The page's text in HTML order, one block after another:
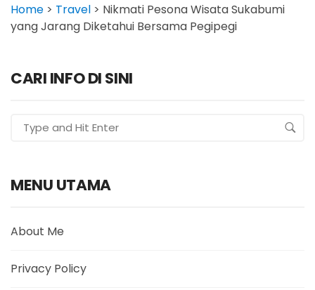
Home > Travel > Nikmati Pesona Wisata Sukabumi
yang Jarang Diketahui Bersama Pegipegi
CARI INFO DI SINI
MENU UTAMA
About Me
Privacy Policy